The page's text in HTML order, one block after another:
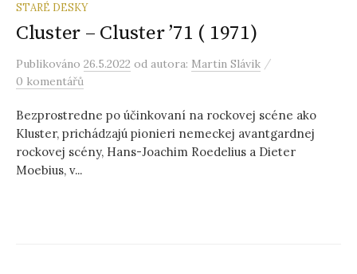
STARÉ DESKY
Cluster – Cluster ’71 ( 1971)
Publikováno 26.5.2022 od autora: Martin Slávik /
0 komentářů
Bezprostredne po účinkovaní na rockovej scéne ako
Kluster, prichádzajú pionieri nemeckej avantgardnej
rockovej scény, Hans-Joachim Roedelius a Dieter
Moebius, v...